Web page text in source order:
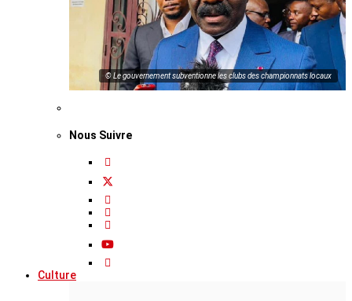
© Le gouvernement subventionne les clubs des championnats locaux
Nous Suivre
Culture